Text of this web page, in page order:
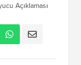
Açıklaması